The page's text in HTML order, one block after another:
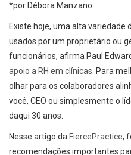
*por Débora Manzano
Existe hoje, uma alta variedade
usados por um proprietário ou
funcionários, afirma Paul
apoio a RH em clínicas . Para
olhar para os colaboradores
você, CEO ou simplesmente o
daqui 30 anos.
Nesse artigo da FiercePractice,
recomendações importantes